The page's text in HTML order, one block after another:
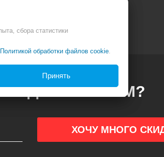
ПЕРВЫМ?
сбора статистики
Политикой обработки файлов cookie.
Принять